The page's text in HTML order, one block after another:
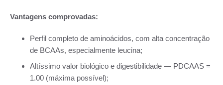
Vantagens comprovadas:
Perfil completo de aminoácidos, com alta concentração
de BCAAs, especialmente leucina;
Altíssimo valor biológico e digestibilidade — PDCAAS =
1.00 (máxima possível);